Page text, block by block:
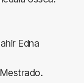
Edna